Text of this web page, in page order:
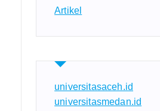
Artikel
universitasaceh.id
universitasmedan.id